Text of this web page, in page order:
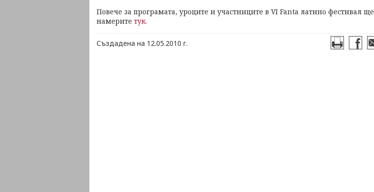
Повече за програмата, уроците и участниците в VІ Fanta латино фестивал ще
намерите тук.
Създадена на 12.05.2010 г.